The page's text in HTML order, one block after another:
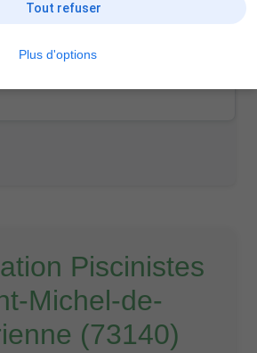
Piscinistes
Michel-de-
(73140)
Tout refuser
Plus d'options